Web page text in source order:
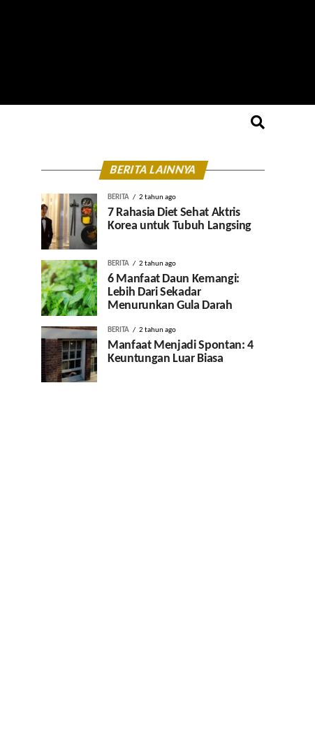
BERITA LAINNYA
BERITA 2 tahun ago
7 Rahasia Diet Sehat Aktris
Korea untuk Tubuh Langsing
BERITA 2 tahun ago
6 Manfaat Daun Kemangi:
Lebih Dari Sekadar
Menurunkan Gula Darah
BERITA 2 tahun ago
Manfaat Menjadi Spontan: 4
Keuntungan Luar Biasa